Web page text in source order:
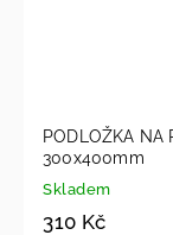
PODLOŽKA NA
300x400mm
Skladem
310 Kč